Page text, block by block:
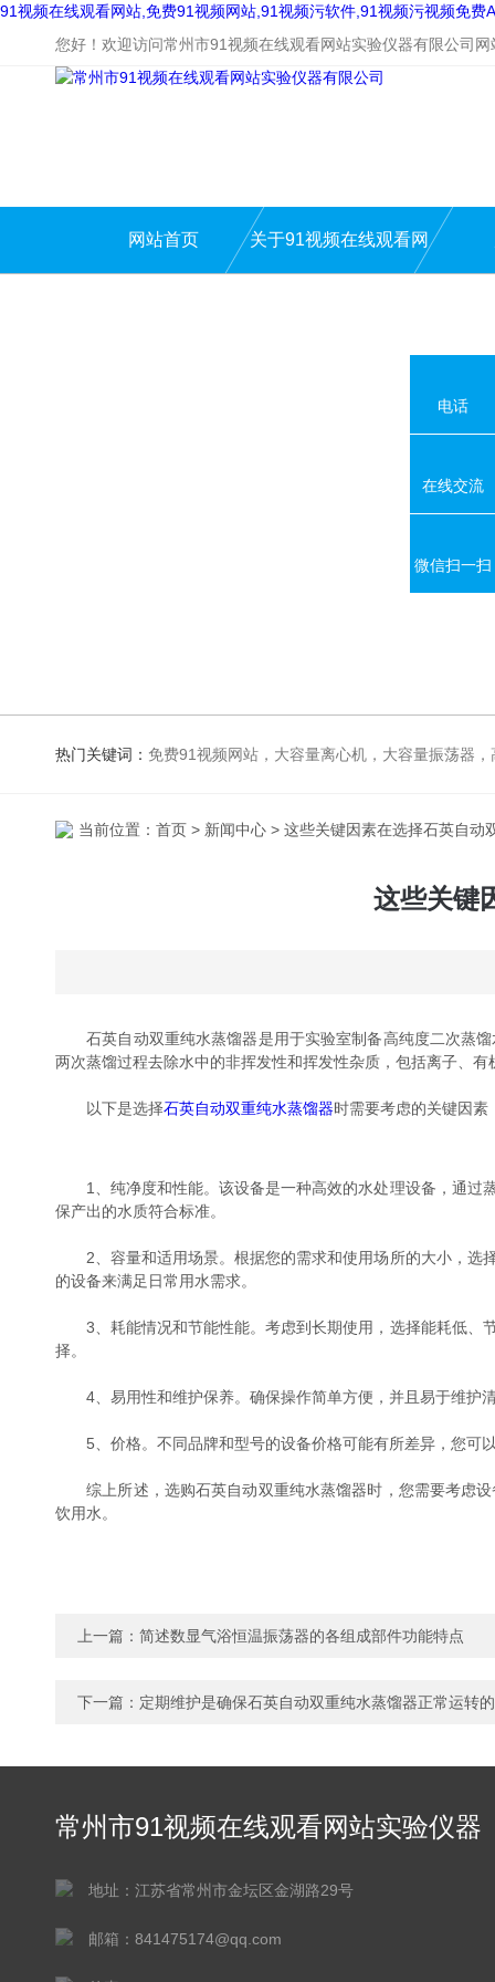
91视频在线观看网站,免费91视频网站,91视频污软件,91视频污视频免费
您好！欢迎访问常州市91视频在线观看网站实验仪器有限公司网
网站首页 关于91视频在线观看网
热门关键词： 免费91视频网站，大容量离心机，大容量振荡器，高速冷冻离心机，生化、光照、振荡培养箱，磁力搅拌器，
当前位置： 首页 > 新闻中心 > 这些关键因素在选择石英自动
这些关键
石英自动双重纯水蒸馏器是用于实验室制备高纯度二次蒸馏
两次蒸馏过程去除水中的非挥发性和挥发性杂质，包括离子、有
以下是选择石英自动双重纯水蒸馏器时需要考虑的关键因
1、纯净度和性能。该设备是一种高效的水处理设备，通过
保产出的水质符合标准。
2、容量和适用场景。根据您的需求和使用场所的大小，选
的设备来满足日常用水需求。
3、耗能情况和节能性能。考虑到长期使用，选择能耗低、
择。
4、易用性和维护保养。确保操作简单方便，并且易于维护
5、价格。不同品牌和型号的设备价格可能有所差异，您可
综上所述，选购石英自动双重纯水蒸馏器时，您需要考虑设
饮用水。
上一篇： 简述数显气浴恒温振荡器的各组成部件功能特点
下一篇： 定期维护是确保石英自动双重纯水蒸馏器正常运转
常州市91视频在线观看网站实验仪器
地址：江苏省常州市金坛区金湖路29号
邮箱：841475174@qq.com
电话
在线交流
微信扫一扫